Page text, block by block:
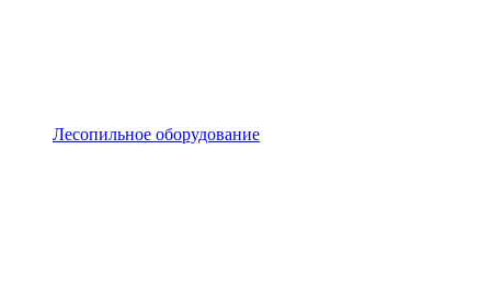
Лесопильное оборудование